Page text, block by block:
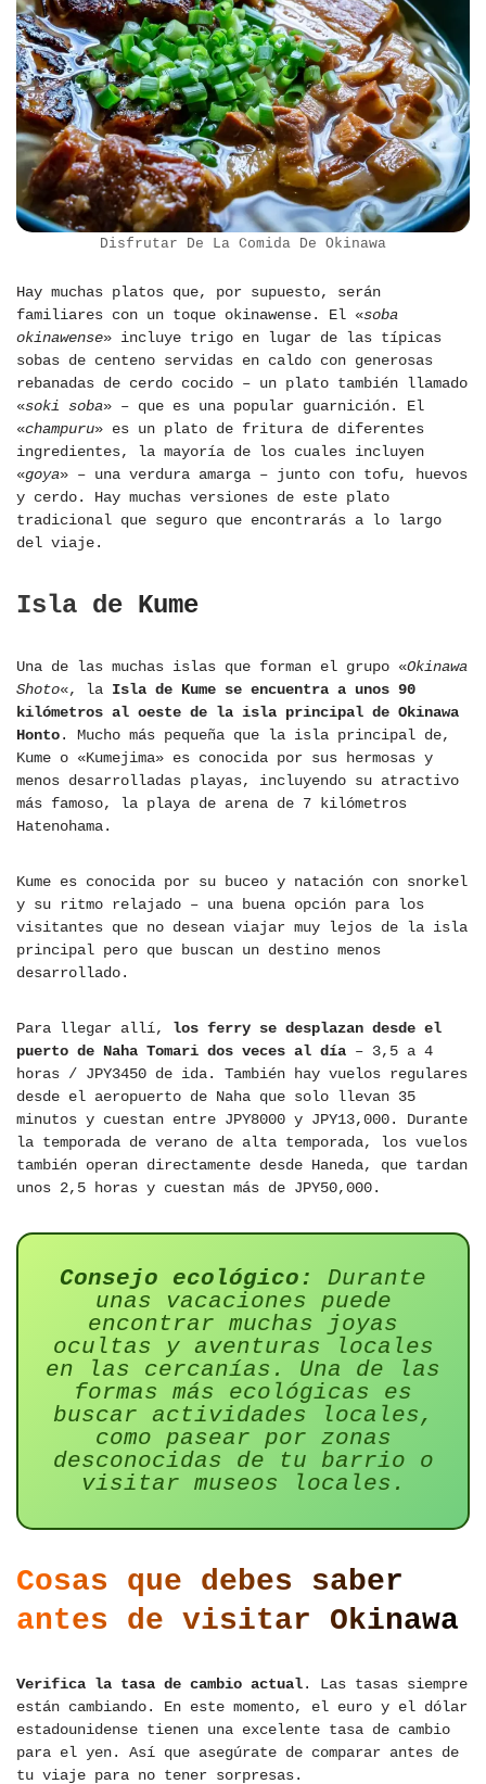
Disfrutar De La Comida De Okinawa
Hay muchas platos que, por supuesto, serán
familiares con un toque okinawense. El «soba
okinawense» incluye trigo en lugar de las típicas
sobas de centeno servidas en caldo con generosas
rebanadas de cerdo cocido – un plato también llamado
«soki soba» – que es una popular guarnición. El
«champuru» es un plato de fritura de diferentes
ingredientes, la mayoría de los cuales incluyen
«goya» – una verdura amarga – junto con tofu, huevos
y cerdo. Hay muchas versiones de este plato
tradicional que seguro que encontrarás a lo largo
del viaje.
Isla de Kume
Una de las muchas islas que forman el grupo «Okinawa
Shoto«, la Isla de Kume se encuentra a unos 90
kilómetros al oeste de la isla principal de Okinawa
Honto. Mucho más pequeña que la isla principal de,
Kume o «Kumejima» es conocida por sus hermosas y
menos desarrolladas playas, incluyendo su atractivo
más famoso, la playa de arena de 7 kilómetros
Hatenohama.
Kume es conocida por su buceo y natación con snorkel
y su ritmo relajado – una buena opción para los
visitantes que no desean viajar muy lejos de la isla
principal pero que buscan un destino menos
desarrollado.
Para llegar allí, los ferry se desplazan desde el
puerto de Naha Tomari dos veces al día – 3,5 a 4
horas / JPY3450 de ida. También hay vuelos regulares
desde el aeropuerto de Naha que solo llevan 35
minutos y cuestan entre JPY8000 y JPY13,000. Durante
la temporada de verano de alta temporada, los vuelos
también operan directamente desde Haneda, que tardan
unos 2,5 horas y cuestan más de JPY50,000.
Consejo ecológico:
Durante
unas vacaciones puede
encontrar muchas joyas
ocultas y aventuras locales
en las cercanías. Una de las
formas más ecológicas es
buscar actividades locales,
como pasear por zonas
desconocidas de tu barrio o
visitar museos locales.
Cosas que debes saber
antes de visitar Okinawa
Verifica la tasa de cambio actual. Las tasas siempre
están cambiando. En este momento, el euro y el dólar
estadounidense tienen una excelente tasa de cambio
para el yen. Así que asegúrate de comparar antes de
tu viaje para no tener sorpresas.